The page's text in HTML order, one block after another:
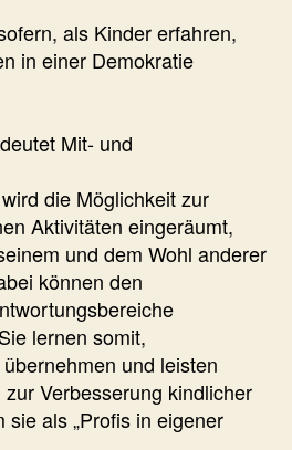
als Kinder erfahren,
in einer Demokratie
Mit- und
die Möglichkeit zur
Aktivitäten eingeräumt,
und dem Wohl anderer
können den
lernen somit,
und leisten
Verbesserung kindlicher
sie als „Profis in eigener